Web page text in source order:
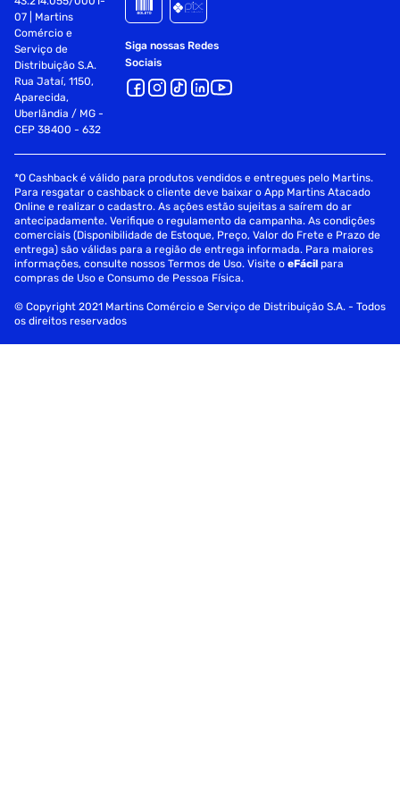
100.0mm
ean : 196068887353
ncm : 84715010
peso do produto com embalagem : 5.04kg
part number : 89c15la#ak4
modelo : hp elite sff 600 g9
master : computadores e notebooks
grupo : desktops
07 | Martins
Comércio e
Serviço de
Distribuição S.A.
Rua Jataí, 1150,
Aparecida,
Uberlândia / MG -
CEP 38400 - 632
Siga nossas Redes
Sociais
*O Cashback é válido para produtos vendidos e entregues pelo Martins.
Para resgatar o cashback o cliente deve baixar o App Martins Atacado
Online e realizar o cadastro. As ações estão sujeitas a saírem do ar
antecipadamente. Verifique o regulamento da campanha. As condições
comerciais (Disponibilidade de Estoque, Preço, Valor do Frete e Prazo de
entrega) são válidas para a região de entrega informada. Para maiores
informações, consulte nossos Termos de Uso. Visite oeFácil para
compras de Uso e Consumo de Pessoa Física.
© Copyright 2021 Martins Comércio e Serviço de Distribuição S.A. - Todos
os direitos reservados